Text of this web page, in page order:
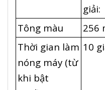
giải:
Tông màu
256
Thời gian làm
nóng máy (từ
khi bật
10